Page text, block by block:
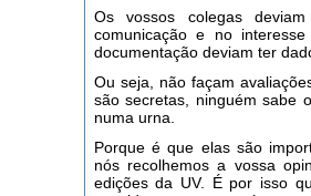
Os vossos colegas
comunicação e no
documentação deviam ter
Ou seja, não façam
são secretas, ninguém sabe
numa urna.
Porque é que elas são
nós recolhemos a vossa
edições da UV. É por isso